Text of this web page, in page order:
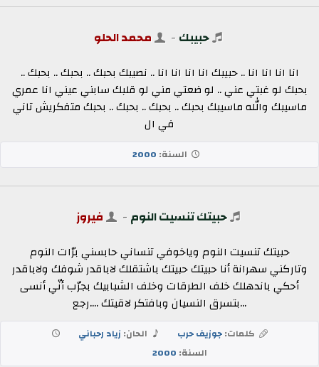
حبيبك - محمد الحلو
انا انا انا انا .. حبيبك انا انا انا انا .. نصيبك بحبك .. بحبك .. بحبك ..
بحبك لو غبتي عني .. لو ضعتي مني لو قلبك سابني عيني انا عمري
ماسيبك والله ماسيبك بحبك .. بحبك .. بحبك .. بحبك متفكريش تاني
في ال
السنة: 2000
حبيتك تنسيت النوم - فيروز
حبيتك تنسيت النوم وياخوفي تنساني حابسني برّات النوم
وتاركني سهرانة أنا حبيتك حبيتك باشتقلك لاباقدر شوفك ولاباقدر
أحكي باندهلك خلف الطرقات وخلف الشبابيك بجرّب أنّي أنسى
...بتسرق النسيان وبافتكر لاقيتك ....رجع
كلمات:جوزيف حرب الحان: زياد رحباني
السنة: 2000